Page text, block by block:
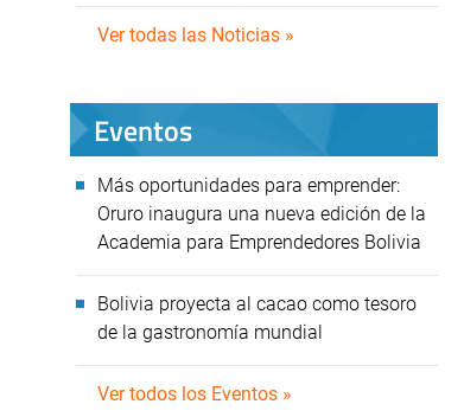
Ver todas las Noticias »
Eventos
Más oportunidades para emprender:
Oruro inaugura una nueva edición de la
Academia para Emprendedores Bolivia
Bolivia proyecta al cacao como tesoro
de la gastronomía mundial
Ver todos los Eventos »